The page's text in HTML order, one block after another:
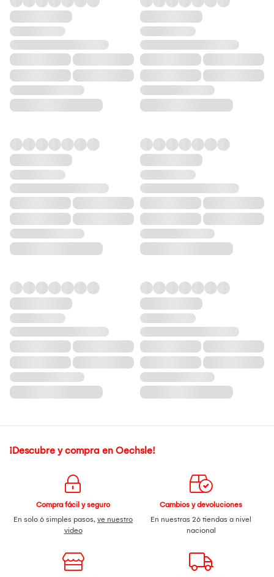
¡Descubre y compra en Oechsle!
Compra fácil y seguro
En solo 6 simples pasos, ve nuestro
video
Cambios y devoluciones
En nuestras 26 tiendas a nivel
nacional